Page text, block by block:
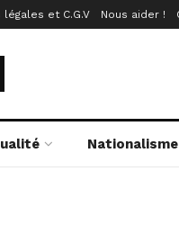
légales et C.G.V Nous aider !
Nationalisme